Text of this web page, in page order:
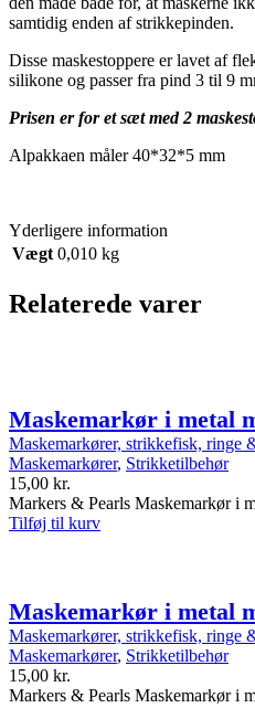
samtidig enden af strikkepinden.
Disse maskestoppere er lavet af
silikone og passer fra pind 3 til 9
Prisen er for et sæt med 2
Alpakkaen måler 40*32*5 mm
Yderligere information
Vægt 0,010 kg
Relaterede varer
Maskemarkør i metal
Maskemarkører, strikkefisk, ringe
Maskemarkører, Strikketilbehør
15,00 kr.
Markers & Pearls Maskemarkør i
Tilføj til kurv
Maskemarkør i metal
Maskemarkører, strikkefisk, ringe
Maskemarkører, Strikketilbehør
15,00 kr.
Markers & Pearls Maskemarkør i